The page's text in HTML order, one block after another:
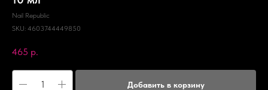
Nail Republic
SKU: 4603744449850
465 р.
Добавить в корзину